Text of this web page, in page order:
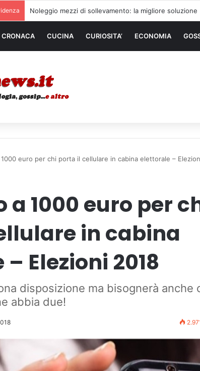
Noleggio mezzi di sollevamento: la migliore soluzione
CRONACA CUCINA CURIOSITA’ ECONOMIA
euro per chi porta il cellulare in cabina elettorale –
a 1000 euro per
in cabina
Elezioni 2018
disposizione ma bisognerà anche
abbia due!